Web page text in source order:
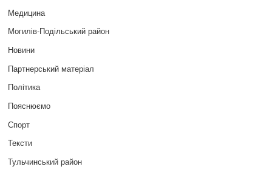
Медицина
Могилів-Подільський район
Новини
Партнерський матеріал
Політика
Пояснюємо
Спорт
Тексти
Тульчинський район